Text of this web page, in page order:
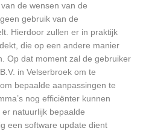
de wensen van de
gebruik van de
Hierdoor zullen er in praktijk
die op een andere manier
Op dat moment zal de gebruiker
in Velserbroek om te
bepaalde aanpassingen te
nog efficiënter kunnen
natuurlijk bepaalde
een software update dient